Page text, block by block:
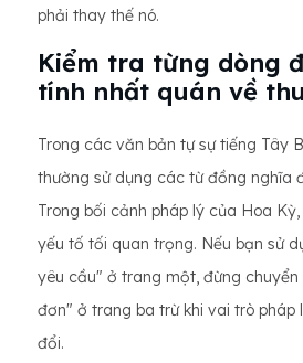
phải thay thế nó.
Kiểm tra từng dòng
tính nhất quán về
Trong các văn bản tự sự tiếng Tây
thường sử dụng các từ đồng nghĩa
Trong bối cảnh pháp lý của Hoa
yếu tố tối quan trọng. Nếu bạn sử
yêu cầu" ở trang một, đừng
đơn" ở trang ba trừ khi vai trò pháp
đổi.